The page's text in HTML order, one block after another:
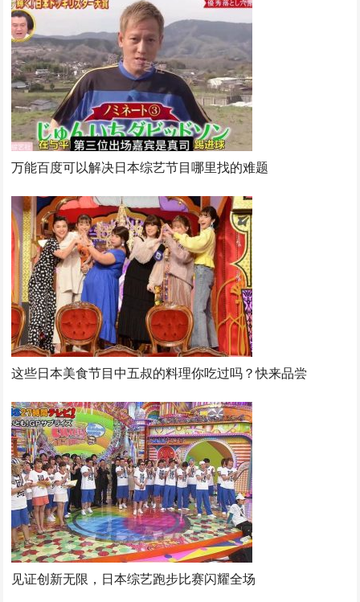
万能百度可以解决日本综艺节目哪里找的难题
这些日本美食节目中五叔的料理你吃过吗？快来品尝
见证创新无限，日本综艺跑步比赛闪耀全场